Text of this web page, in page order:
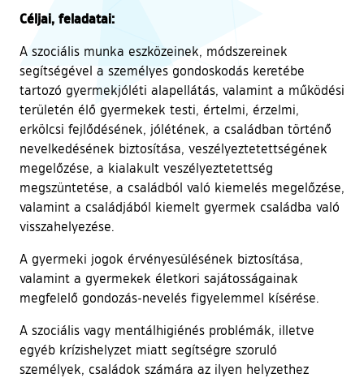
Céljai, feladatai:
A szociális munka eszközeinek, módszereinek
segítségével a személyes gondoskodás keretébe
tartozó gyermekjóléti alapellátás, valamint a működési
területén élő gyermekek testi, értelmi, érzelmi,
erkölcsi fejlődésének, jólétének, a családban történő
nevelkedésének biztosítása, veszélyeztetettségének
megelőzése, a kialakult veszélyeztetettség
megszüntetése, a családból való kiemelés megelőzése,
valamint a családjából kiemelt gyermek családba való
visszahelyezése.
A gyermeki jogok érvényesülésének biztosítása,
valamint a gyermekek életkori sajátosságainak
megfelelő gondozás-nevelés figyelemmel kísérése.
A szociális vagy mentálhigiénés problémák, illetve
egyéb krízishelyzet miatt segítségre szoruló
személyek, családok számára az ilyen helyzethez